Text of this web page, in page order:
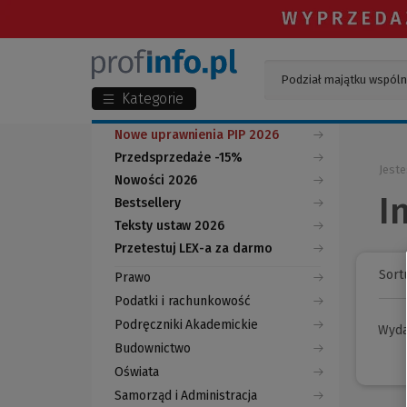
Kategorie
Nowe uprawnienia PIP 2026
Przedsprzedaże -15%
Nowości 2026
Bestsellery
Teksty ustaw 2026
Przetestuj LEX-a za darmo
(Nowe
okno)
(Link
do
innej
strony)
Prawo
Podatki i rachunkowość
Podręczniki Akademickie
Budownictwo
Oświata
Samorząd i Administracja